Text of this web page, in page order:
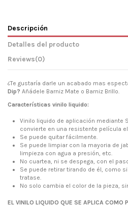
Descripción
Detalles del producto
Reviews(0)
¿Te gustaría darle un acabado mas
Dip? Añádele Barniz Mate o Barniz Brillo.
Características vinilo liquido:
Vinilo liquido de aplicación mediante
convierte en una resistente película
Se puede quitar fácilmente.
Se puede limpiar con la mayoria de
limpieza con agua a presión, etc.
No cuartea, ni se despega, con el
Se puede retirar tirando de él, como
tratase.
No solo cambia el color de la pieza,
EL VINILO LIQUIDO QUE SE APLICA COMO